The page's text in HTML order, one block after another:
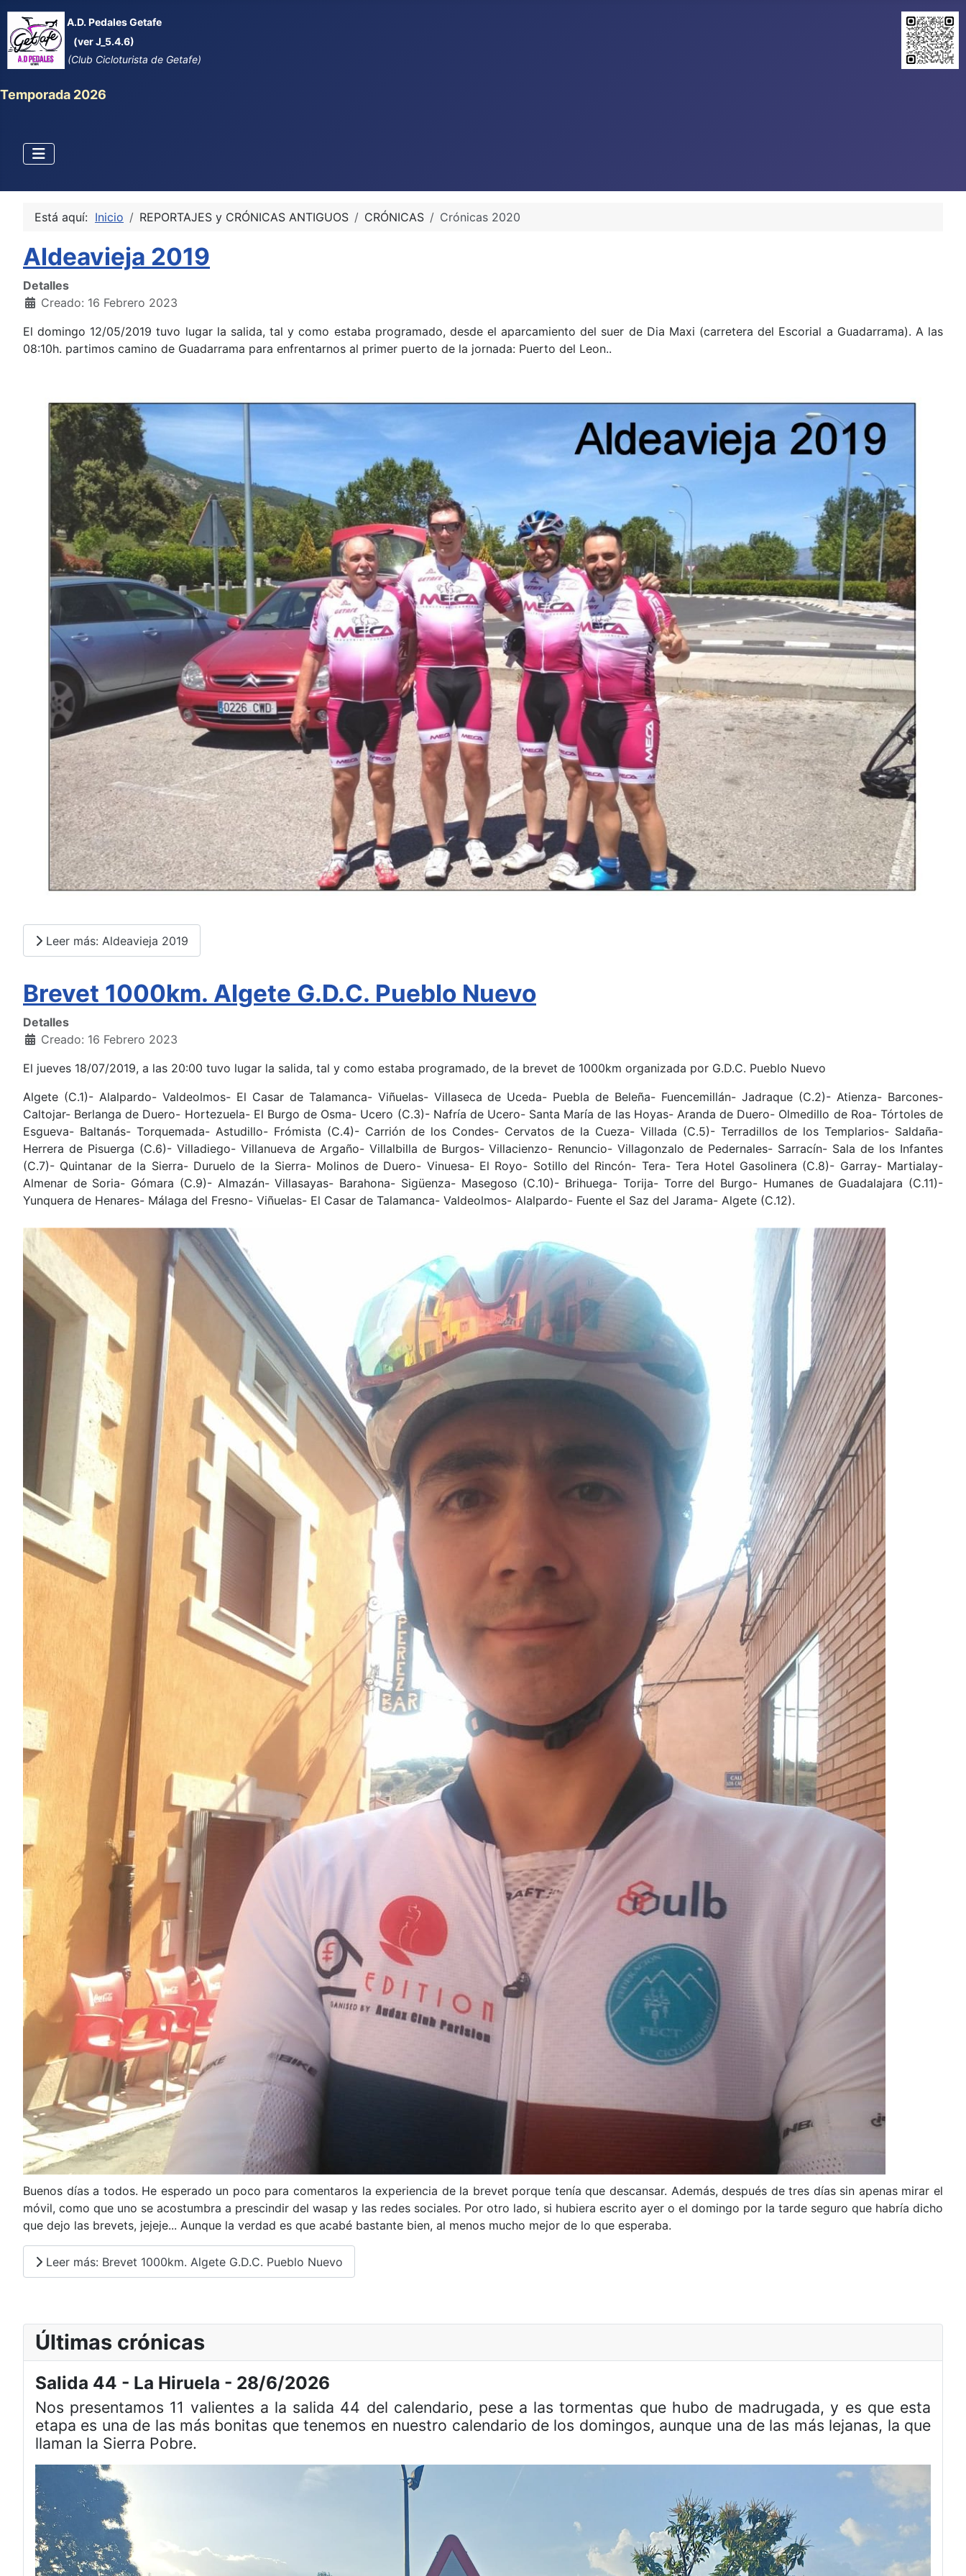
A.D. Pedales Getafe
(ver J_5.4.6)
(Club Cicloturista de Getafe)
Temporada 2026
Está aquí: Inicio REPORTAJES y CRÓNICAS ANTIGUOS CRÓNICAS Crónicas 2020
Aldeavieja 2019
Detalles
Creado: 16 Febrero 2023
El domingo 12/05/2019 tuvo lugar la salida, tal y como estaba programado, desde el aparcamiento del suer de Dia Maxi (carretera del Escorial a Guadarrama). A las
08:10h. partimos camino de Guadarrama para enfrentarnos al primer puerto de la jornada: Puerto del Leon..
Leer más: Aldeavieja 2019
Brevet 1000km. Algete G.D.C. Pueblo Nuevo
Detalles
Creado: 16 Febrero 2023
El jueves 18/07/2019, a las 20:00 tuvo lugar la salida, tal y como estaba programado, de la brevet de 1000km organizada por G.D.C. Pueblo Nuevo
Algete (C.1)- Alalpardo- Valdeolmos- El Casar de Talamanca- Viñuelas- Villaseca de Uceda- Puebla de Beleña- Fuencemillán- Jadraque (C.2)- Atienza- Barcones-
Caltojar- Berlanga de Duero- Hortezuela- El Burgo de Osma- Ucero (C.3)- Nafría de Ucero- Santa María de las Hoyas- Aranda de Duero- Olmedillo de Roa- Tórtoles de
Esgueva- Baltanás- Torquemada- Astudillo- Frómista (C.4)- Carrión de los Condes- Cervatos de la Cueza- Villada (C.5)- Terradillos de los Templarios- Saldaña-
Herrera de Pisuerga (C.6)- Villadiego- Villanueva de Argaño- Villalbilla de Burgos- Villacienzo- Renuncio- Villagonzalo de Pedernales- Sarracín- Sala de los Infantes
(C.7)- Quintanar de la Sierra- Duruelo de la Sierra- Molinos de Duero- Vinuesa- El Royo- Sotillo del Rincón- Tera- Tera Hotel Gasolinera (C.8)- Garray- Martialay-
Almenar de Soria- Gómara (C.9)- Almazán- Villasayas- Barahona- Sigüenza- Masegoso (C.10)- Brihuega- Torija- Torre del Burgo- Humanes de Guadalajara (C.11)-
Yunquera de Henares- Málaga del Fresno- Viñuelas- El Casar de Talamanca- Valdeolmos- Alalpardo- Fuente el Saz del Jarama- Algete (C.12).
Buenos días a todos. He esperado un poco para comentaros la experiencia de la brevet porque tenía que descansar. Además, después de tres días sin apenas mirar el
móvil, como que uno se acostumbra a prescindir del wasap y las redes sociales. Por otro lado, si hubiera escrito ayer o el domingo por la tarde seguro que habría dicho
que dejo las brevets, jejeje... Aunque la verdad es que acabé bastante bien, al menos mucho mejor de lo que esperaba.
Leer más: Brevet 1000km. Algete G.D.C. Pueblo Nuevo
Últimas crónicas
Salida 44 - La Hiruela - 28/6/2026
Nos presentamos 11 valientes a la salida 44 del calendario, pese a las tormentas que hubo de madrugada, y es que esta
etapa es una de las más bonitas que tenemos en nuestro calendario de los domingos, aunque una de las más lejanas, la que
llaman la Sierra Pobre.